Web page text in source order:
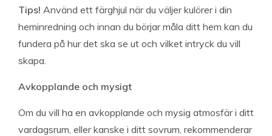
Tips! Använd ett färghjul när du väljer kulörer i din
heminredning och innan du börjar måla ditt hem kan du
fundera på hur det ska se ut och vilket intryck du vill
skapa.
Avkopplande och mysigt
Om du vill ha en avkopplande och mysig atmosfär i ditt
vardagsrum, eller kanske i ditt sovrum, rekommenderar